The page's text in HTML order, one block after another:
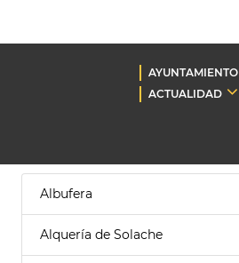
AYUNTAMIENTO
ACTUALIDAD
Albufera
Alquería de Solache